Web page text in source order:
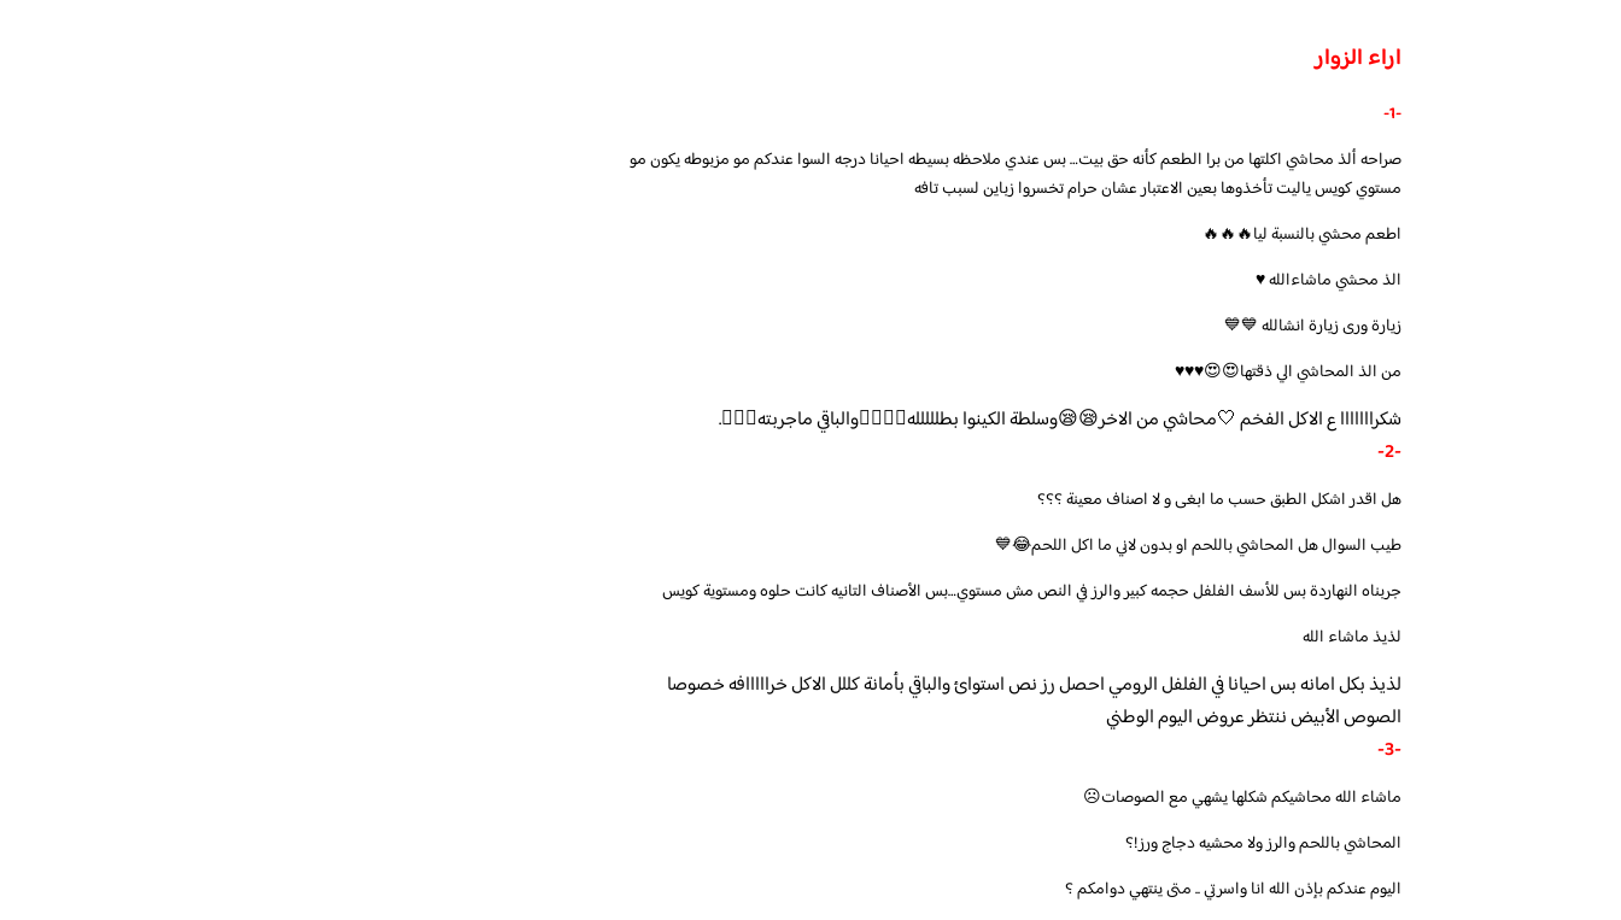
اراء الزوار
-1-
صراحه ألذ محاشي اكلتها من برا الطعم كأنه حق بيت… بس عندي ملاحظه بسيطه احيانا درجه السوا عندكم مو مزبوطه يكون مو
مستوي كويس ياليت تأخذوها بعين الاعتبار عشان حرام تخسروا زباين لسبب تافه
اطعم محشي بالنسبة ليا🔥🔥🔥
الذ محشي ماشاءالله ♥️
زيارة ورى زيارة انشالله 💙💙
من الذ المحاشي الي ذقتها😍😍♥️♥️♥️
شكرااااااا ع الاكل الفخم 🤍محاشي من الاخر😪😪وسلطة الكينوا بطللللله👌🏽👌🏽والباقي ماجربته🏃🏻‍♀️.
-2-
هل اقدر اشكل الطبق حسب ما ابغى و لا اصناف معينة ؟؟؟
طيب السوال هل المحاشي باللحم او بدون لاني ما اكل اللحم😂💙
جربناه النهاردة بس للأسف الفلفل حجمه كبير والرز في النص مش مستوي…بس الأصناف التانيه كانت حلوه ومستوية كويس
لذيذ ماشاء الله
لذيذ بكل امانه بس احيانا في الفلفل الرومي احصل رز نص استوائ والباقي بأمانة كللل الاكل خرااااافه خصوصا
الصوص الأبيض ننتظر عروض اليوم الوطني
-3-
ماشاء الله محاشيكم شكلها يشهي مع الصوصات☹️
المحاشي باللحم والرز ولا محشيه دجاج ورز!؟
اليوم عندكم بإذن الله انا واسرتي .. متى ينتهي دوامكم ؟